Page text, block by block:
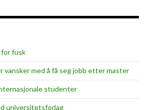
fusk
vansker med å få seg jobb etter master
studenter
universitetsforlag